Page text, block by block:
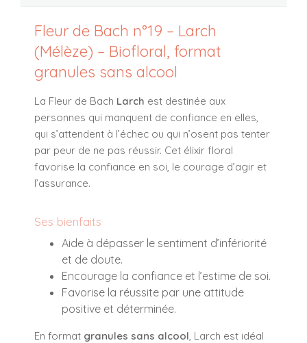
Fleur de Bach n°19 – Larch
(Mélèze) – Biofloral, format
granules sans alcool
La Fleur de Bach Larch est destinée aux
personnes qui manquent de confiance en elles,
qui s’attendent à l’échec ou qui n’osent pas tenter
par peur de ne pas réussir. Cet élixir floral
favorise la confiance en soi, le courage d’agir et
l’assurance.
Ses bienfaits
Aide à dépasser le sentiment d’infériorité
et de doute.
Encourage la confiance et l’estime de soi.
Favorise la réussite par une attitude
positive et déterminée.
En format granules sans alcool, Larch est idéal